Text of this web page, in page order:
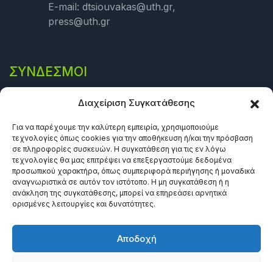
Διαχείριση Συγκατάθεσης
Για να παρέχουμε την καλύτερη εμπειρία, χρησιμοποιούμε
τεχνολογίες όπως cookies για την αποθήκευση ή/και την πρόσβαση
σε πληροφορίες συσκευών. Η συγκατάθεση για τις εν λόγω
τεχνολογίες θα μας επιτρέψει να επεξεργαστούμε δεδομένα
προσωπικού χαρακτήρα, όπως συμπεριφορά περιήγησης ή μοναδικά
αναγνωριστικά σε αυτόν τον ιστότοπο. Η μη συγκατάθεση ή η
ανάκληση της συγκατάθεσης, μπορεί να επηρεάσει αρνητικά
ορισμένες λειτουργίες και δυνατότητες.
Αποδοχή
E-mail: dtsiouvakas@uth.gr,
press@uth.gr
ΣΎΝΔΕΣΜΟΙ
Πολιτική Cookies (ΕΕ)